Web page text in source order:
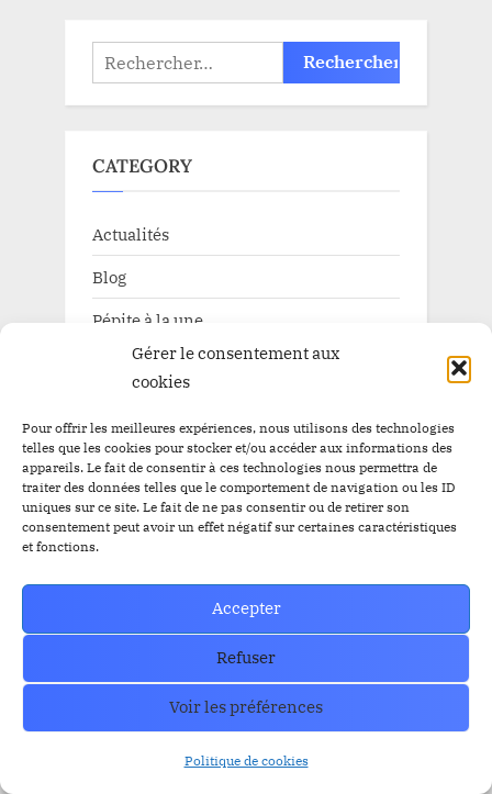
Gérer le consentement aux
cookies
Pour offrir les meilleures expériences, nous utilisons des technologies
telles que les cookies pour stocker et/ou accéder aux informations des
appareils. Le fait de consentir à ces technologies nous permettra de
traiter des données telles que le comportement de navigation ou les ID
uniques sur ce site. Le fait de ne pas consentir ou de retirer son
consentement peut avoir un effet négatif sur certaines caractéristiques
et fonctions.
Accepter
Refuser
Voir les préférences
Politique de cookies
Rechercher :
CATEGORY
Actualités
Blog
Pépite à la une
Pépite à la une BitBankCoin
TAGS
$BBC$YEM AirdropAirdrop
BinanceBitBankCoin
BitBankCoin Visa Card NFTs
bitcoin Bitwise BlackRock